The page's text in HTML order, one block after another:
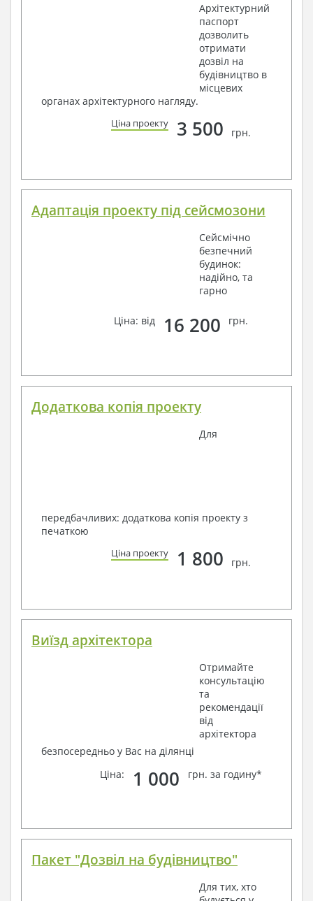
Архітектурний
паспорт
дозволить
отримати
дозвіл на
будівництво в
місцевих
органах архітектурного нагляду.
Ціна проекту 3 500 грн.
Адаптація проекту під сейсмозони
Сейсмічно
безпечний
будинок:
надійно, та
гарно
Ціна: від 16 200 грн.
Додаткова копія проекту
Для
передбачливих: додаткова копія проекту з
печаткою
Ціна проекту 1 800 грн.
Виїзд архітектора
Отримайте
консультацію
та
рекомендації
від
архітектора
безпосередньо у Вас на ділянці
Ціна:
1 000 грн. за годину*
Пакет "Дозвіл на будівництво"
Для тих, хто